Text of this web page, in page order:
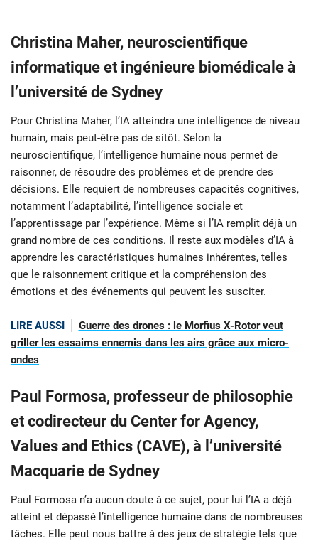
Christina Maher, neuroscientifique
informatique et ingénieure biomédicale à
l’université de Sydney
Pour Christina Maher, l’IA atteindra une intelligence de niveau
humain, mais peut-être pas de sitôt. Selon la
neuroscientifique, l’intelligence humaine nous permet de
raisonner, de résoudre des problèmes et de prendre des
décisions. Elle requiert de nombreuses capacités cognitives,
notamment l’adaptabilité, l’intelligence sociale et
l’apprentissage par l’expérience. Même si l’IA remplit déjà un
grand nombre de ces conditions. Il reste aux modèles d’IA à
apprendre les caractéristiques humaines inhérentes, telles
que le raisonnement critique et la compréhension des
émotions et des événements qui peuvent les susciter.
LIRE AUSSI
Guerre des drones : le Morfius X-Rotor veut
griller les essaims ennemis dans les airs grâce aux micro-
ondes
Paul Formosa, professeur de philosophie
et codirecteur du Center for Agency,
Values and Ethics (CAVE), à l’université
Macquarie de Sydney
Paul Formosa n’a aucun doute à ce sujet, pour lui l’IA a déjà
atteint et dépassé l’intelligence humaine dans de nombreuses
tâches. Elle peut nous battre à des jeux de stratégie tels que